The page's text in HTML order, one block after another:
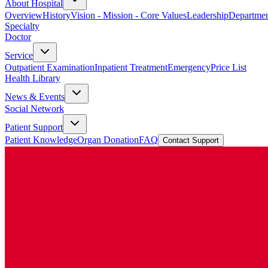
About Hospital
OverviewHistoryVision - Mission - Core ValuesLeadership
Specialty
Doctor
Service
Outpatient ExaminationInpatient TreatmentEmergencyPrice List
Health Library
News & Events
Social Network
Patient Support
Patient KnowledgeOrgan DonationFAQ Contact Support